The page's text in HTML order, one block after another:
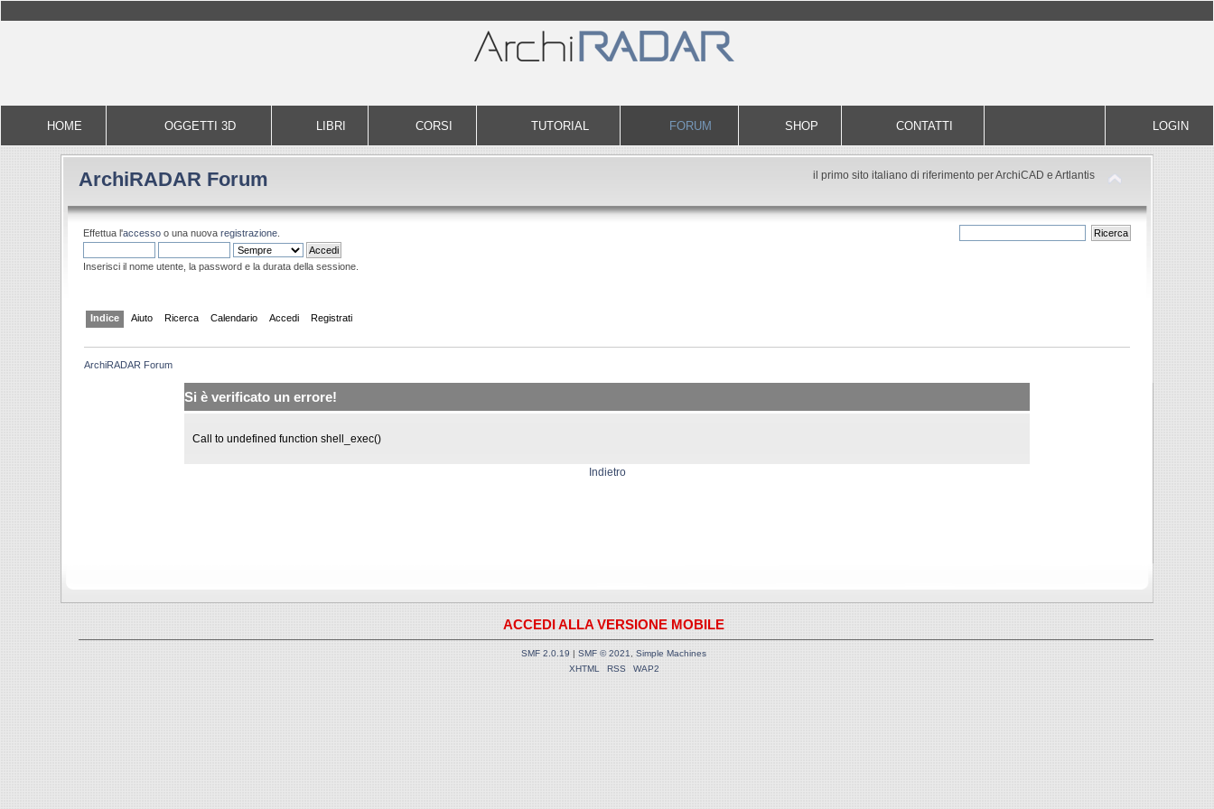
HOME OGGETTI 3D LIBRI CORSI TUTORIAL FORUM SHOP CONTATTI LOGIN
ArchiRADAR Forum il primo sito italiano di riferimento per ArchiCAD e Artlantis
Effettua l'accesso o una nuovaregistrazione.
Inserisci il nome utente, la password e la durata della sessione.
Indice Aiuto Ricerca Calendario Accedi Registrati
ArchiRADAR Forum
Si è verificato un errore!
Call to undefined function shell_exec()
Indietro
ACCEDI ALLA VERSIONE MOBILE
SMF 2.0.19 | SMF © 2021
Simple Machines
XHTML
RSS WAP2